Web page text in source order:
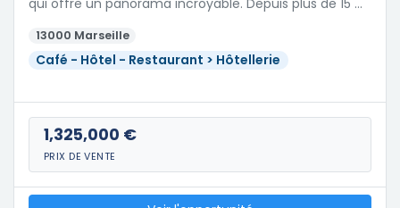
13000 Marseille
Café - Hôtel - Restaurant > Hôtellerie
1,325,000 €
PRIX DE VENTE